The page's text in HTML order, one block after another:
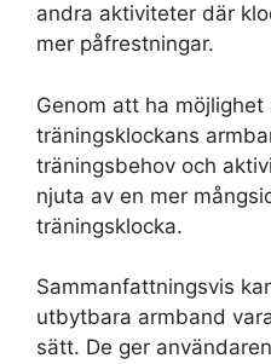
andra aktiviteter där
mer påfrestningar.
Genom att ha möjlighet
träningsklockans
träningsbehov och
njuta av en mer
träningsklocka.
Sammanfattningsvis
utbytbara armband
sätt. De ger